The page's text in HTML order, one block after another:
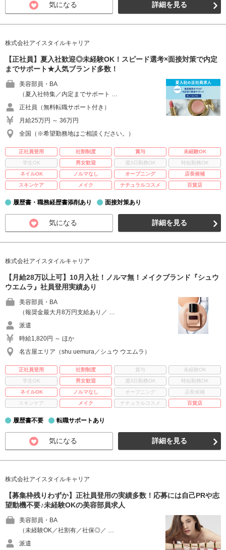
気になる 詳細を見る
株式会社アイスタイルキャリア
【正社員】夏入社歓迎◎未経験OK！スピード選考×面接対策で内定
までサポート★人気ブランド多数！
美容部員・BA
（夏入社特集／内定までサポート …
正社員（無料転職サポート付き）
月給25万円 ～ 36万円
全国（※希望勤務地はご相談ください。）
正社員登用 社割制度 賞与
未経験OK
学生OK
男女歓迎 週3日勤務OK
時短勤務OK
ネイルOK
ノルマなし オープニング
店長候補
スキンケア
メイク ナチュラルコスメ 百貨店
履歴書・職務経歴書添削あり 面接対策あり
気になる 詳細を見る
株式会社アイスタイルキャリア
【月給28万以上可】10月入社！ノルマ無！メイクブランド『シュウ
ウエムラ』社員登用実績あり
美容部員・BA
（報奨金最大月8万円支給あり／ …
派遣
時給1,820円 ～ ほか
名古屋エリア（shu uemura／シュウ ウエムラ）
正社員登用 社割制度 賞与
未経験OK
学生OK
男女歓迎 週3日勤務OK
時短勤務OK
ネイルOK
ノルマなし オープニング
店長候補
スキンケア
メイク ナチュラルコスメ 百貨店
履歴書不要 転職サポートあり
気になる 詳細を見る
株式会社アイスタイルキャリア
【募集枠残りわずか】正社員登用の実績多数！応募には自己PRや志
望動機不要♪未経験OKの美容部員求人
美容部員・BA
（未経験OK／社割有／社保◎／ …
派遣